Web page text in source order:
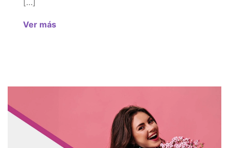
Ver más